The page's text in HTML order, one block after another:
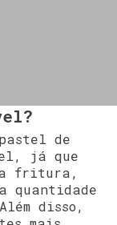
de
já que
fritura,
quantidade
disso,